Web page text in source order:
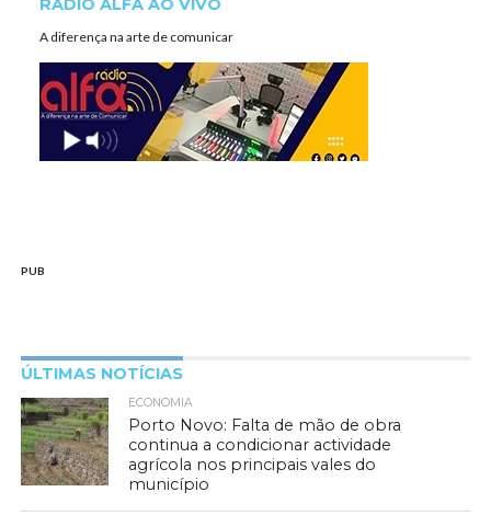
RÁDIO ALFA AO VIVO
A diferença na arte de comunicar
PUB
ÚLTIMAS NOTÍCIAS
ECONOMIA
Porto Novo: Falta de mão de obra
continua a condicionar actividade
agrícola nos principais vales do
município